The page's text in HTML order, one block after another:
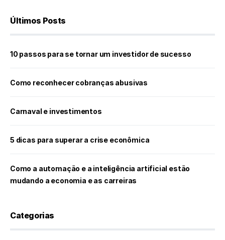
Últimos Posts
10 passos para se tornar um investidor de sucesso
Como reconhecer cobranças abusivas
Carnaval e investimentos
5 dicas para superar a crise econômica
Como a automação e a inteligência artificial estão
mudando a economia e as carreiras
Categorias